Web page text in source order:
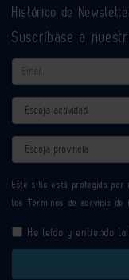
Histórico de
Suscríbase a
Email
Actividad
Provincia
Este sitio está protegido por
los Términos de servicio de
He leído y entiendo la